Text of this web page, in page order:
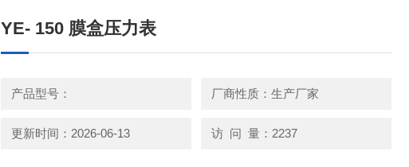
YE- 150 膜盒压力表
产品型号： 厂商性质：生产厂家
更新时间：2026-06-13 访 问 量：2237